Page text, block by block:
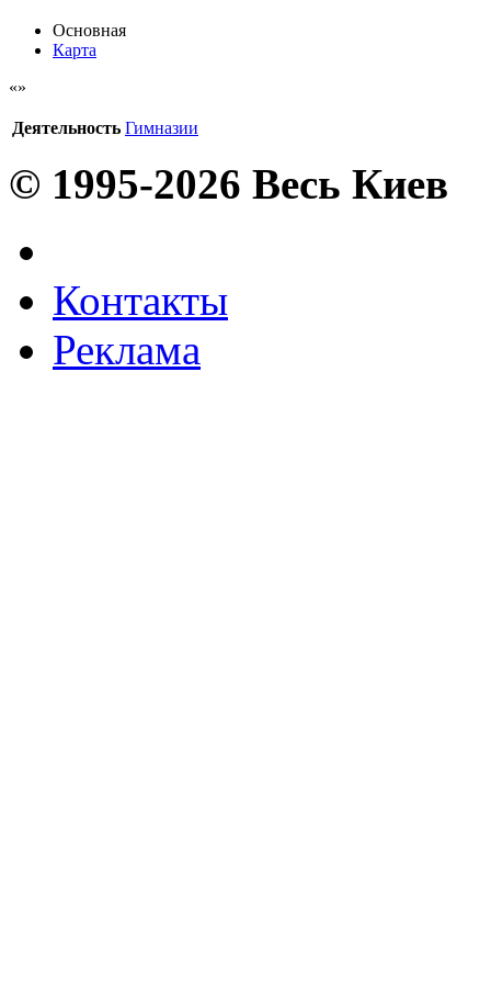
Основная
Карта
Деятельность Гимназии
© 1995-2026 Весь Киев
Контакты
Реклама